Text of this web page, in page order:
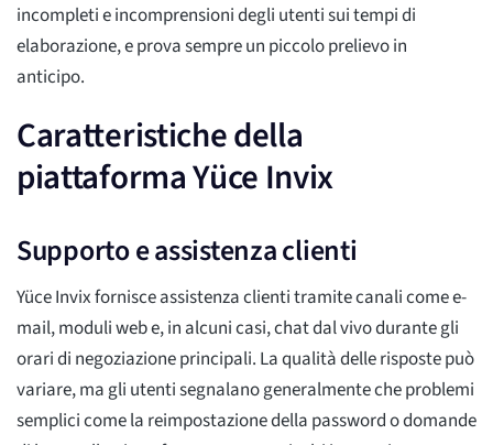
incompleti e incomprensioni degli utenti sui tempi di
elaborazione, e prova sempre un piccolo prelievo in
anticipo.
Caratteristiche della
piattaforma Yüce Invix
Supporto e assistenza clienti
Yüce Invix fornisce assistenza clienti tramite canali come e-
mail, moduli web e, in alcuni casi, chat dal vivo durante gli
orari di negoziazione principali. La qualità delle risposte può
variare, ma gli utenti segnalano generalmente che problemi
semplici come la reimpostazione della password o domande